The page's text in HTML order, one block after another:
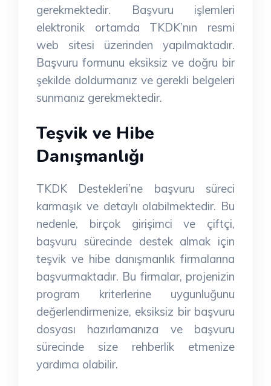
gerekmektedir. Başvuru işlemleri
elektronik ortamda TKDK’nın resmi
web sitesi üzerinden yapılmaktadır.
Başvuru formunu eksiksiz ve doğru bir
şekilde doldurmanız ve gerekli belgeleri
sunmanız gerekmektedir.
Teşvik ve Hibe
Danışmanlığı
TKDK Destekleri’ne başvuru süreci
karmaşık ve detaylı olabilmektedir. Bu
nedenle, birçok girişimci ve çiftçi,
başvuru sürecinde destek almak için
teşvik ve hibe danışmanlık firmalarına
başvurmaktadır. Bu firmalar, projenizin
program kriterlerine uygunluğunu
değerlendirmenize, eksiksiz bir başvuru
dosyası hazırlamanıza ve başvuru
sürecinde size rehberlik etmenize
yardımcı olabilir.